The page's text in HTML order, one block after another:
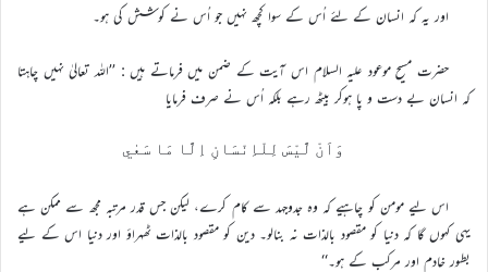
اور يہ کہ انسان کے لئے اُس کے سوا کچھ نہيں جو اُس نے کوشش کي ہو۔
حضرت مسيح موعود عليہ السلام اس آيت کے ضمن ميں فرماتے ہيں : ’’اللہ تعاليٰ نہيں چاہتا
کہ انسان بے دست و پا ہوکر بيٹھ رہے بلکہ اُس نے صرف فرمايا
وَاَنْ لَّيْسَ لِلْاِنْسَانِ اِلَّا مَا سَعٰي
اس ليے مومن کو چاہيے کہ وہ جدوجہد سے کام کرے، ليکن جس قدر مرتبہ مجھ سے ممکن ہے
يہي کہوں گا کہ دنيا کو مقصود بالذات نہ بنالو۔ دين کو مقصود بالذات ٹھہراؤ اور دنيا اس کے ليے
بطور خادم اور مرکب کے ہو۔‘‘